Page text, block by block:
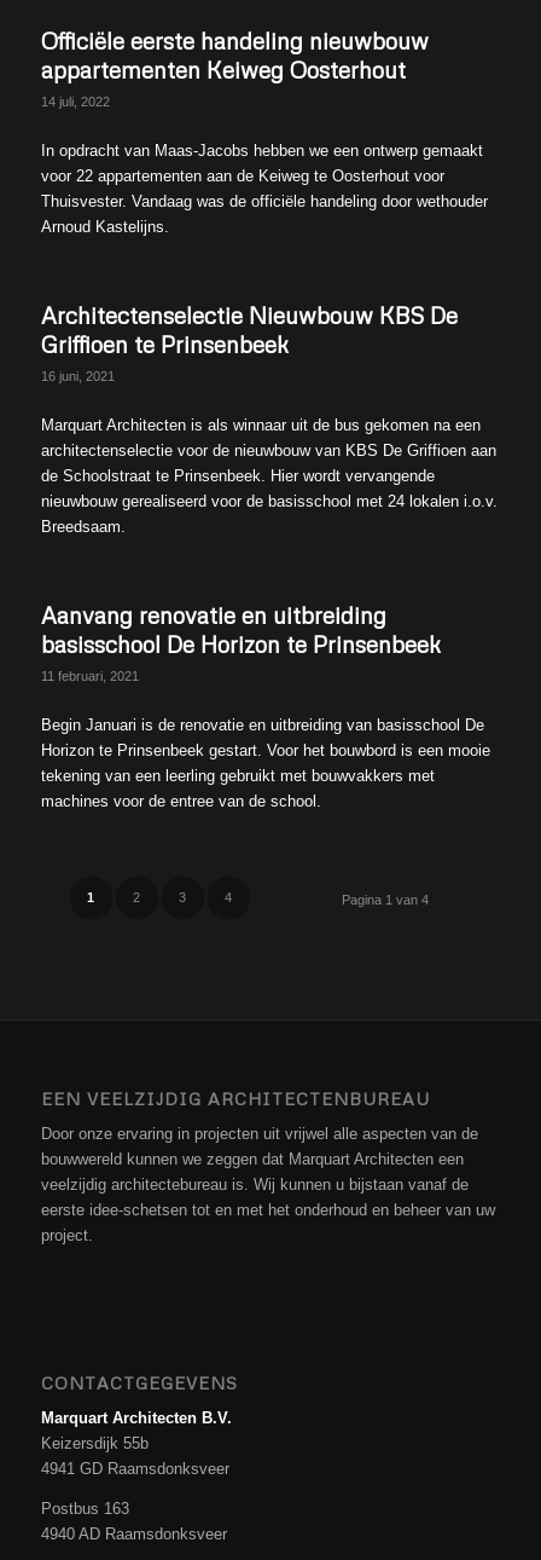
Officiële eerste handeling nieuwbouw
appartementen Keiweg Oosterhout
14 juli, 2022
In opdracht van Maas-Jacobs hebben we een ontwerp gemaakt
voor 22 appartementen aan de Keiweg te Oosterhout voor
Thuisvester. Vandaag was de officiële handeling door wethouder
Arnoud Kastelijns.
Architectenselectie Nieuwbouw KBS De
Griffioen te Prinsenbeek
16 juni, 2021
Marquart Architecten is als winnaar uit de bus gekomen na een
architectenselectie voor de nieuwbouw van KBS De Griffioen aan
de Schoolstraat te Prinsenbeek. Hier wordt vervangende
nieuwbouw gerealiseerd voor de basisschool met 24 lokalen i.o.v.
Breedsaam.
Aanvang renovatie en uitbreiding
basisschool De Horizon te Prinsenbeek
11 februari, 2021
Begin Januari is de renovatie en uitbreiding van basisschool De
Horizon te Prinsenbeek gestart. Voor het bouwbord is een mooie
tekening van een leerling gebruikt met bouwvakkers met
machines voor de entree van de school.
Pagina 1 van 4
1 2 3 4
EEN VEELZIJDIG ARCHITECTENBUREAU
Door onze ervaring in projecten uit vrijwel alle aspecten van de
bouwwereld kunnen we zeggen dat Marquart Architecten een
veelzijdig architectebureau is. Wij kunnen u bijstaan vanaf de
eerste idee-schetsen tot en met het onderhoud en beheer van uw
project.
CONTACTGEGEVENS
Marquart Architecten B.V.
Keizersdijk 55b
4941 GD Raamsdonksveer
Postbus 163
4940 AD Raamsdonksveer